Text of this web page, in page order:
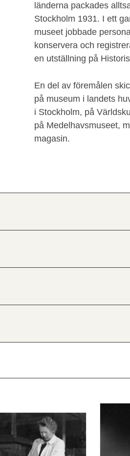
länderna packades
Stockholm 1931. I ett
museet jobbade
konservera och
en utställning på
En del av föremålen
på museum i landets
i Stockholm, på
på Medelhavsmuseet,
magasin.